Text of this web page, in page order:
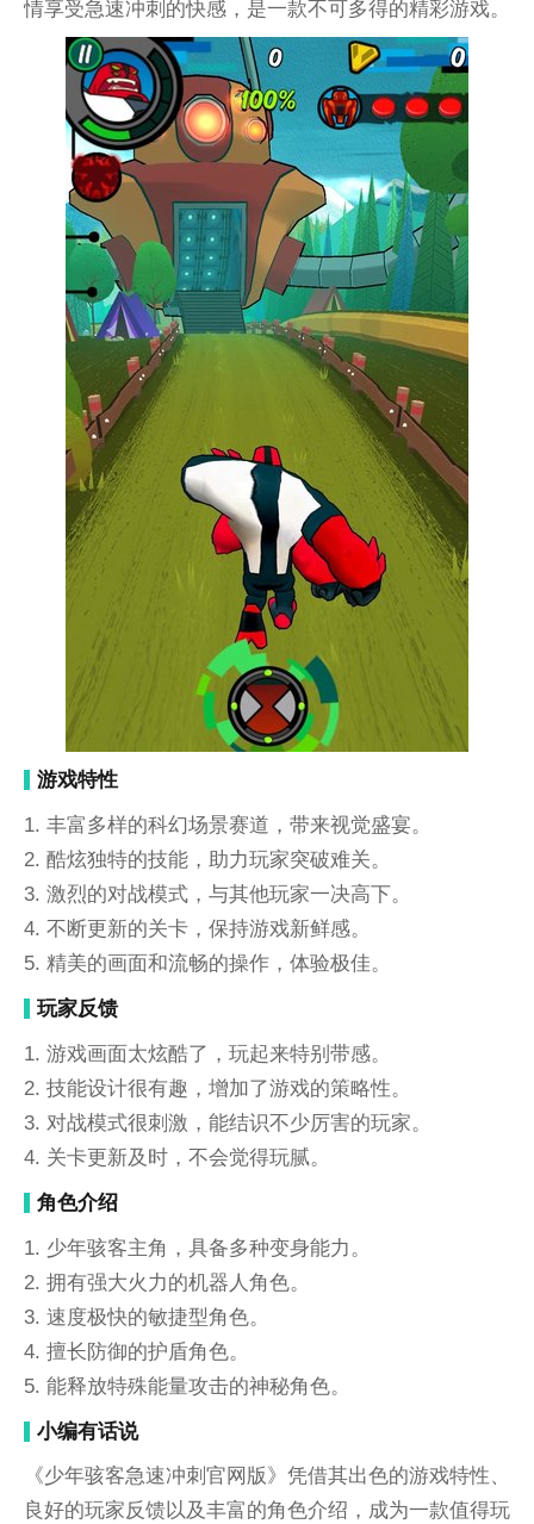
情享受急速冲刺的快感，是一款不可多得的精彩游戏。
游戏特性
1. 丰富多样的科幻场景赛道，带来视觉盛宴。
2. 酷炫独特的技能，助力玩家突破难关。
3. 激烈的对战模式，与其他玩家一决高下。
4. 不断更新的关卡，保持游戏新鲜感。
5. 精美的画面和流畅的操作，体验极佳。
玩家反馈
1. 游戏画面太炫酷了，玩起来特别带感。
2. 技能设计很有趣，增加了游戏的策略性。
3. 对战模式很刺激，能结识不少厉害的玩家。
4. 关卡更新及时，不会觉得玩腻。
角色介绍
1. 少年骇客主角，具备多种变身能力。
2. 拥有强大火力的机器人角色。
3. 速度极快的敏捷型角色。
4. 擅长防御的护盾角色。
5. 能释放特殊能量攻击的神秘角色。
小编有话说
《少年骇客急速冲刺官网版》凭借其出色的游戏特性、
良好的玩家反馈以及丰富的角色介绍，成为一款值得玩